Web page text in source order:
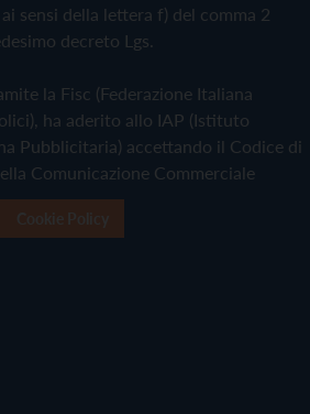
sensi della lettera f) del comma 2
decreto Lgs.
la Fisc (Federazione Italiana
ha aderito allo IAP (Istituto
Pubblicitaria) accettando il Codice di
Comunicazione Commerciale